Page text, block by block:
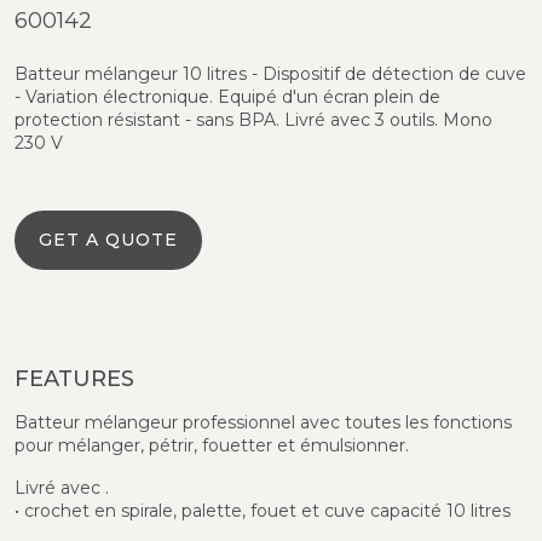
600142
Batteur mélangeur 10 litres - Dispositif de détection de cuve
- Variation électronique. Equipé d'un écran plein de
protection résistant - sans BPA. Livré avec 3 outils. Mono
230 V
GET A QUOTE
FEATURES
Batteur mélangeur professionnel avec toutes les fonctions
pour mélanger, pétrir, fouetter et émulsionner.
Livré avec .
• crochet en spirale, palette, fouet et cuve capacité 10 litres